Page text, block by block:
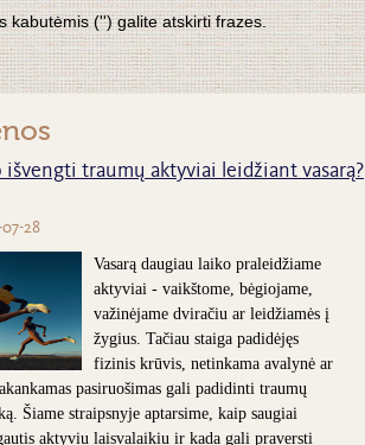
kabutėmis ('') galite atskirti frazes.
traumų aktyviai leidžiant vasarą?
28
Vasarą daugiau laiko praleidžiame
aktyviai - vaikštome, bėgiojame,
važinėjame dviračiu ar leidžiamės į
žygius. Tačiau staiga padidėjęs
fizinis krūvis, netinkama avalynė ar
pasiruošimas gali padidinti traumų
Šiame straipsnyje aptarsime, kaip saugiai
aktyviu laisvalaikiu ir kada gali praversti